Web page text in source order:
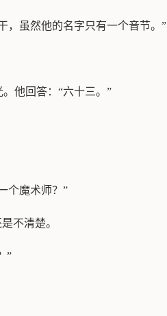
虽然他的名字只有一个音节。”
他回答：“六十三。”
个魔术师？”
不清楚。
”